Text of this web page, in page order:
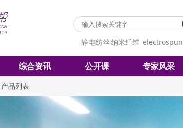
静电纺丝 纳米纤维 electrospun
综合资讯 公开课 专家风采
产品列表